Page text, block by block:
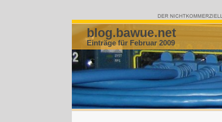
blog.bawue.net
Einträge für Februar 2009